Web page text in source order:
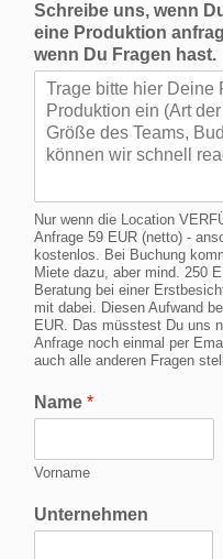
Schreibe uns, wenn
eine Produktion
wenn Du Fragen hast.
Nur wenn die Location
Anfrage 59 EUR (netto) -
kostenlos. Bei Buchung
Miete dazu, aber mind. 250
Beratung bei einer
mit dabei. Diesen Aufwand
EUR. Das müsstest Du uns
Anfrage noch einmal per
auch alle anderen Fragen
Name *
Vorname
Unternehmen